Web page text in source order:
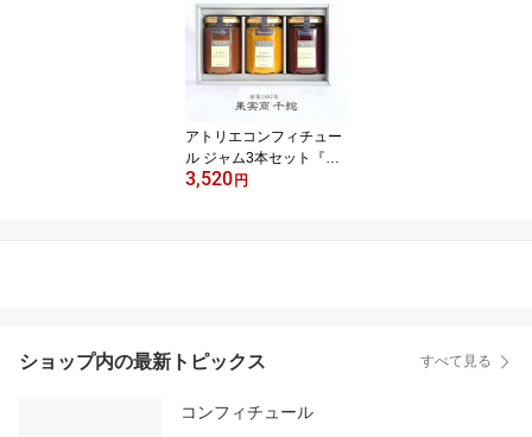
g果実商 千総 無添加 低糖
度 こだわりフルーツ ギ
フト 内祝 誕生日 手土産
挨拶 お中元
アトリエコンフィチュー
ル ジャム3本セット『青
森の紅玉りんご 有田の木
3,520円
ショップ内の最新トピックス すべて見る
コンフィチュール